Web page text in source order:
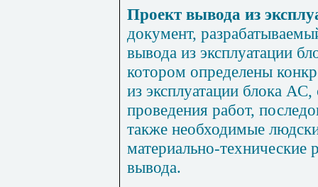
Проект вывода из
документ,
вывода из эксплуатации
котором определены
из эксплуатации блока
проведения работ,
также необходимые
материально-технические
вывода.